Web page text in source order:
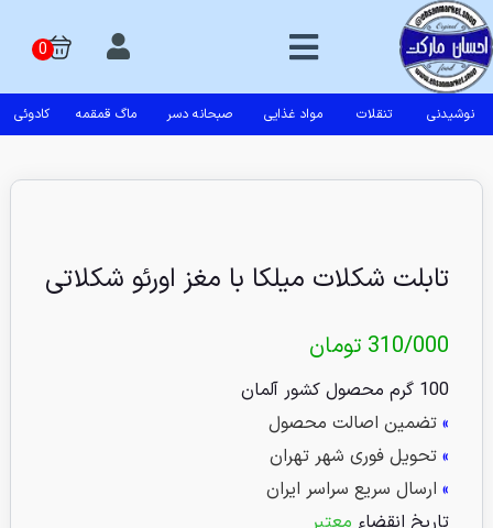
نوشیدنی تنقلات مواد غذایی صبحانه دسر ماگ قمقمه کادوئی
تابلت شکلات میلکا با مغز اورئو شکلاتی
310/000 تومان
100 گرم محصول کشور آلمان
» تضمین اصالت محصول
» تحویل فوری شهر تهران
» ارسال سریع سراسر ایران
تاریخ انقضاء معتبر